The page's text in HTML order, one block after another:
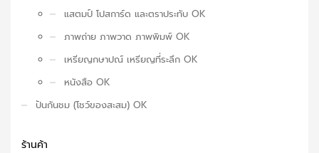
แสตมป์ โปสการ์ด และตราประทับ OK
ภาพถ่าย ภาพวาด ภาพพิมพ์ OK
เหรียญกษาปณ์ เหรียญที่ระลึก OK
หนังสือ OK
ปันกันชม (โชว์ของสะสม) OK
ร้านค้า